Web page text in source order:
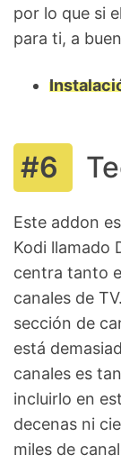
por lo que si
para ti, a
Este addon
Kodi llamado
centra tanto
canales de
sección de
está
canales es
incluirlo en
decenas ni
miles de